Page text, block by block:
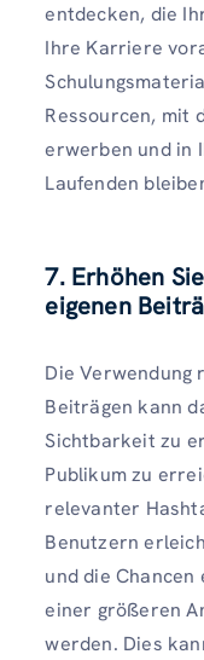
entdecken, die
Ihre Karriere
Ressourcen, mit
erwerben und in
Laufenden
7. Erhöhen
eigenen
Die Verwendung
Beiträgen kann
Sichtbarkeit zu
Publikum zu
relevanter
Benutzern
und die
einer größeren
werden. Dies